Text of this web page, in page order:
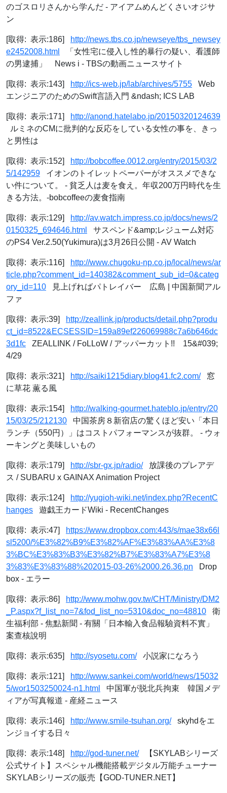
のゴスロリさんから学んだ - アイアムめんどくさいオジサ
ン
[取得: 表示:186]
http://news.tbs.co.jp/newseye/tbs_newsey
e2452008.html
「女性宅に侵入し性的暴行の疑い、看護師
の男逮捕」 News i - TBSの動画ニュースサイト
[取得: 表示:143] http://ics-web.jp/lab/archives/5755 Web
エンジニアのためのSwift言語入門 &ndash; ICS LAB
[取得: 表示:171]
http://anond.hatelabo.jp/20150320124639
ルミネのCMに批判的な反応をしている女性の事を、きっ
と男性は
[取得: 表示:152]
http://bobcoffee.0012.org/entry/2015/03/2
5/142959 イオンのトイレットペーパーがオススメできな
い件について。 - 貧乏人は麦を食え。年収200万円時代を生
きる方法。-bobcoffeeの麦食指南
[取得: 表示:129]
http://av.watch.impress.co.jp/docs/news/2
0150325_694646.html
サスペンド&amp;レジューム対応
のPS4 Ver.2.50(Yukimura)は3月26日公開 - AV Watch
[取得: 表示:116]
http://www.chugoku-np.co.jp/local/news/ar
ticle.php?comment_id=140382&comment_sub_id=0&categ
ory_id=110 見上げればパトレイバー 広島 | 中国新聞アル
ファ
[取得: 表示:39]
http://zeallink.jp/products/detail.php?produ
ct_id=8522&ECSESSID=159a89ef226069988c7a6b646dc
3d1fc ZEALLINK / FoLLoW / アッパーカット!! 15&#039;
4/29
[取得: 表示:321] http://saiki1215diary.blog41.fc2.com/窓
に草花 薫る風
[取得: 表示:154]
http://walking-gourmet.hateblo.jp/entry/20
15/03/25/212130 中国茶房８新宿店の驚くほど安い「本日
ランチ（550円）」はコストパフォーマンスが抜群。 - ウォ
ーキングと美味しいもの
[取得: 表示:179] http://sbr-gx.jp/radio/放課後のプレアデ
ス / SUBARU x GAINAX Animation Project
[取得: 表示:124]
http://yugioh-wiki.net/index.php?RecentC
hanges 遊戯王カードWiki - RecentChanges
[取得: 表示:47]
https://www.dropbox.com:443/s/mae38x66l
sl5200/%E3%82%B9%E3%82%AF%E3%83%AA%E3%8
3%BC%E3%83%B3%E3%82%B7%E3%83%A7%E3%8
3%83%E3%83%88%202015-03-26%2000.26.36.pn Drop
box - エラー
[取得: 表示:86]
http://www.mohw.gov.tw/CHT/Ministry/DM2
_P.aspx?f_list_no=7&fod_list_no=5310&doc_no=48810 衛
生福利部 - 焦點新聞 - 有關「日本輸入食品報驗資料不實」
案查核說明
[取得: 表示:635] http://syosetu.com/小説家になろう
[取得: 表示:121]
http://www.sankei.com/world/news/15032
5/wor1503250024-n1.html
中国軍が脱北兵拘束 韓国メデ
ィアが写真報道 - 産経ニュース
[取得: 表示:146] http://www.smile-tsuhan.org/skyhdをエ
ンジョイする日々
[取得: 表示:148] http://god-tuner.net/【SKYLABシリーズ
公式サイト】スペシャル機能搭載デジタル万能チューナー
SKYLABシリーズの販売【GOD-TUNER.NET】